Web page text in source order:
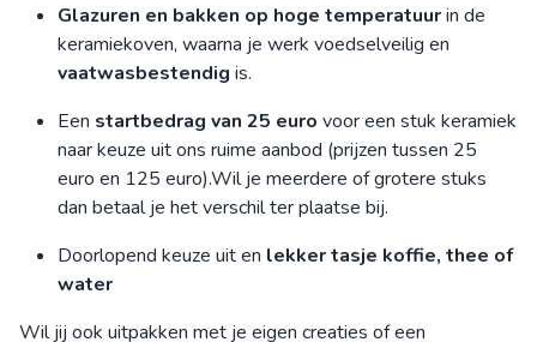
Glazuren en bakken op hoge temperatuurin de
keramiekoven, waarna je werk voedselveilig en
vaatwasbestendig is.
Een startbedrag van 25 euro voor een stuk keramiek
naar keuze uit ons ruime aanbod (prijzen tussen 25
euro en 125 euro).Wil je meerdere of grotere stuks
dan betaal je het verschil ter plaatse bij.
Doorlopend keuze uit en lekker tasje koffie, thee of
water
Wil jij ook uitpakken met je eigen creaties of een